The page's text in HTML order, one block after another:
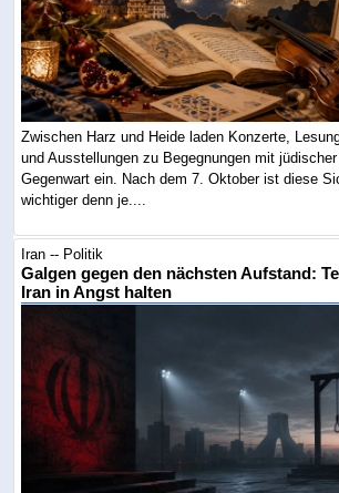
Zwischen Harz und Heide laden Konzerte,
und Ausstellungen zu Begegnungen mit
Gegenwart ein. Nach dem 7. Oktober ist diese
wichtiger denn je....
Iran -- Politik
Galgen gegen den nächsten Aufstand:
Iran in Angst halten